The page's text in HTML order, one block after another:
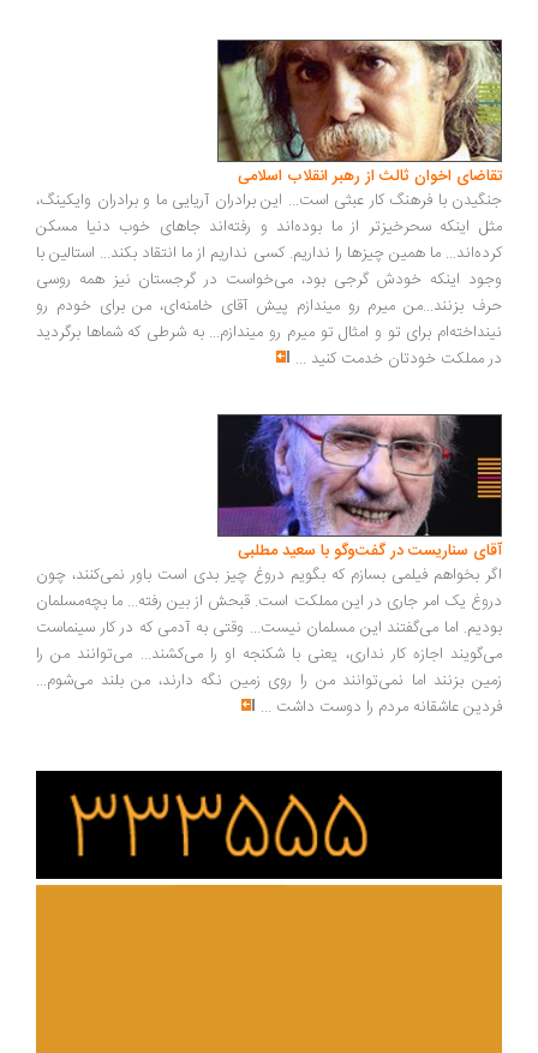
اخوان ثالث از رهبر انقلاب اسلامی
با فرهنگ کار عبثی است... این برادران آریایی ما و برادران وایکینگ،
اینکه سحرخیزتر از ما بوده‌اند و رفته‌اند جاهای خوب دنیا مسکن
ما همین چیزها را نداریم. کسی نداریم از ما انتقاد بکند... استالین با
اینکه خودش گرجی بود، می‌خواست در گرجستان نیز همه روسی
بزنند...من میرم رو میندازم پیش آقای خامنه‌ای، من برای خودم رو
برای تو و امثال تو میرم رو میندازم... به شرطی که شماها برگردید
مملکت خودتان خدمت کنید...
سناریست در گفت‌وگو با سعید مطلبی
بخواهم فیلمی بسازم که بگویم دروغ چیز بدی است باور نمی‌کنند، چون
یک امر جاری در این مملکت است. قبحش از بین رفته... ما بچه‌مسلمان
اما می‌گفتند این مسلمان نیست... وقتی به آدمی که در کار سینماست
اجازه کار نداری، یعنی با شکنجه او را می‌کشند... می‌توانند من را
بزنند اما نمی‌توانند من را روی زمین نگه دارند، من بلند می‌شوم...
عاشقانه مردم را دوست داشت ...